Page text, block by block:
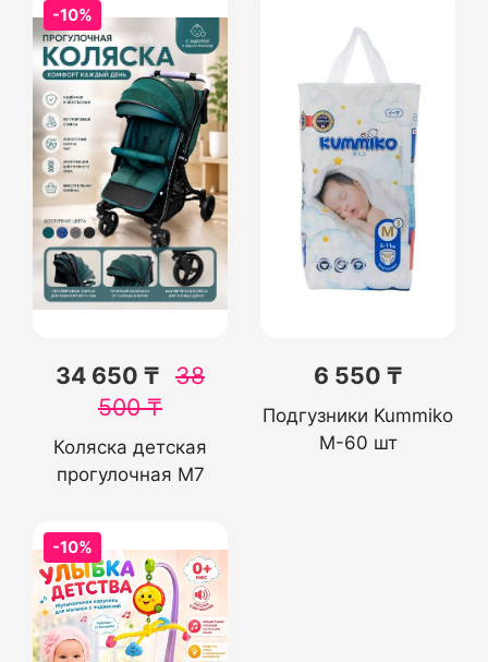
-10%
34 650 ₸ 38
500₸
Коляска детская
прогулочная М7
6 550 ₸
Подгузники Kummiko
M-60 шт
-10%